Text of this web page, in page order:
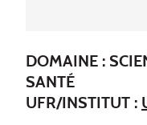
DOMAINE :
SANTÉ
UFR/INSTITUT :